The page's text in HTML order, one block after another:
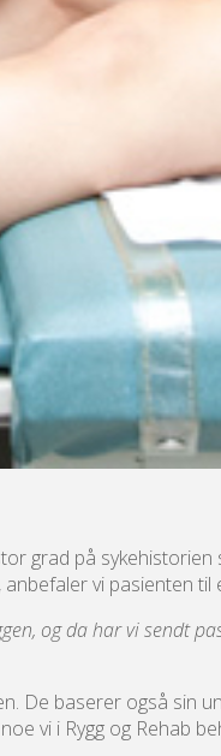
grad på
vi pasienten
og da har vi sendt
De baserer også sin
vi i Rygg og Rehab